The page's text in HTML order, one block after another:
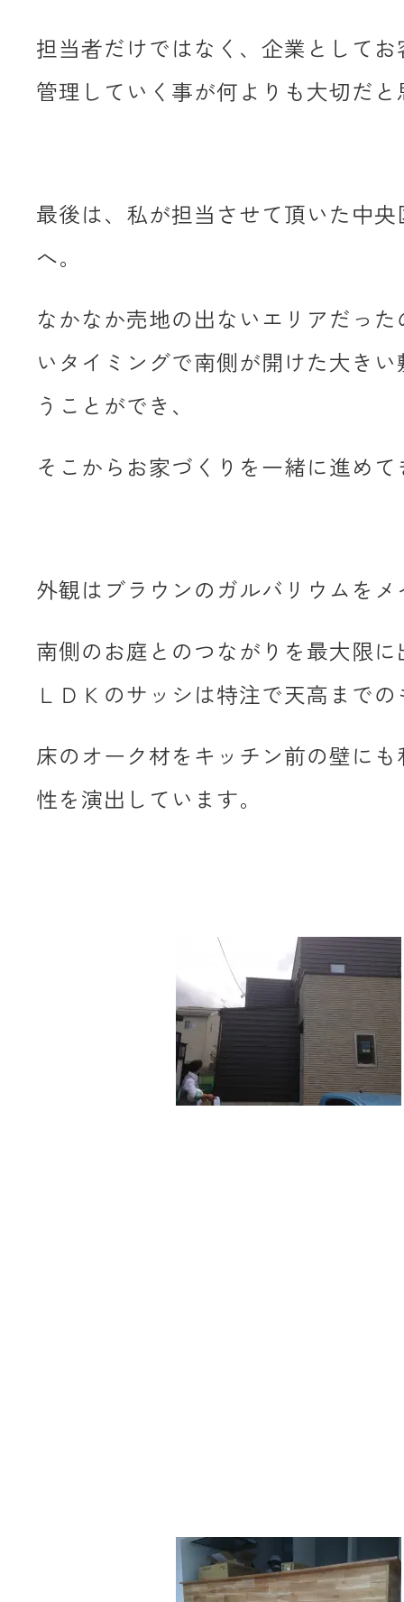
担当者だけではなく、企業として
管理していく事が何よりも大切だ
最後は、私が担当させて頂いた中
へ。
なかなか売地の出ないエリアだっ
いタイミングで南側が開けた大き
うことができ、
そこからお家づくりを一緒に進め
外観はブラウンのガルバリウムをメ
南側のお庭とのつながりを最大限
ＬＤＫのサッシは特注で天高まで
床のオーク材をキッチン前の壁に
性を演出しています。